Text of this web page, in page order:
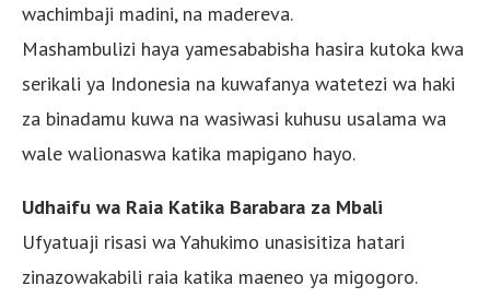
wachimbaji madini, na madereva.
Mashambulizi haya yamesababisha hasira kutoka kwa
serikali ya Indonesia na kuwafanya watetezi wa haki
za binadamu kuwa na wasiwasi kuhusu usalama wa
wale walionaswa katika mapigano hayo.
Udhaifu wa Raia Katika Barabara za Mbali
Ufyatuaji risasi wa Yahukimo unasisitiza hatari
zinazowakabili raia katika maeneo ya migogoro.